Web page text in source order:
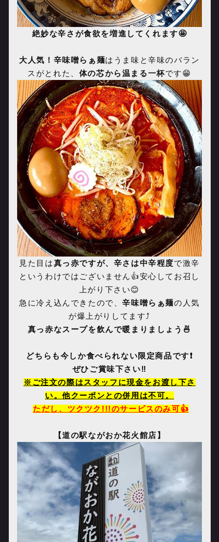
絶妙な辛さが食欲を増進してくれます🤩
大人気！辛味噌らぁ麺はうま味と辛味のバラン
スがとれた、 体の芯から温まる一杯です😁
見た目は真っ赤ですが、辛さは中辛程度で激辛
というわけではございません👍安心してお召し
上がり下さい😊
急に冷え込んできたので、辛味噌らぁ麺の人気
が爆上がりしてます⤴️
真っ赤なスープを飲んで暖まりましょう🍜
どちらも今しか食べられない限定商品です❗️
ぜひご賞味下さい‼️
※ご注文の際はスタッフに現金をお渡し下さ
い。他クーポンとの併用は不可。
ただし、ツクツク!!!のサービスのみ可👍
【道の駅ながおか花火館店】